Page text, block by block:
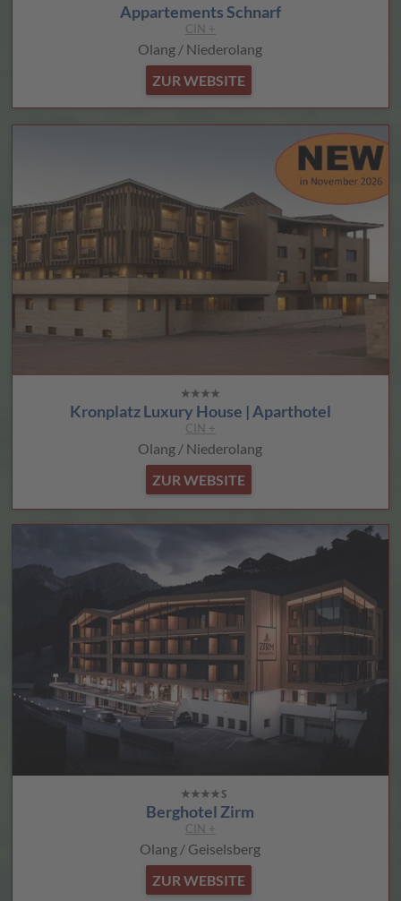
Appartements Schnarf
CIN +
Olang / Niederolang
ZUR WEBSITE
Kronplatz Luxury House | Aparthotel
CIN +
Olang / Niederolang
ZUR WEBSITE
Berghotel Zirm
CIN +
Olang / Geiselsberg
ZUR WEBSITE